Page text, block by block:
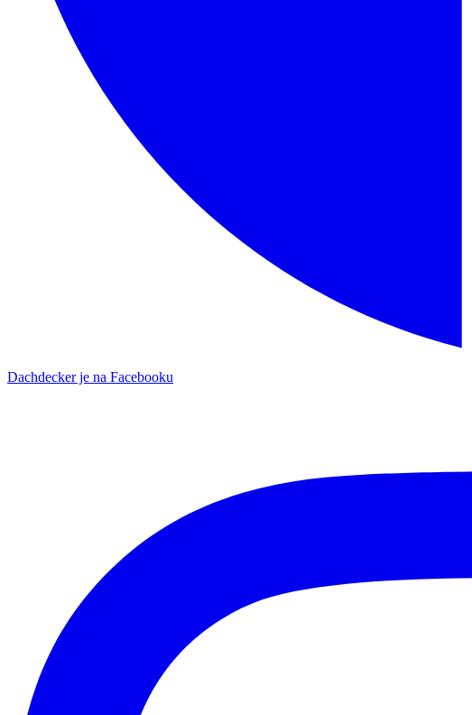
Dachdecker je na Facebooku